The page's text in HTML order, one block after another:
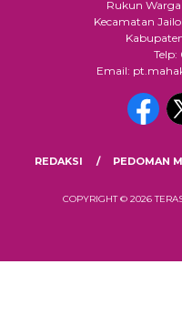
Rukun
Kecamatan
Telp:
Email:
REDAKSI PEDOMAN
COPYRIGHT © 2026